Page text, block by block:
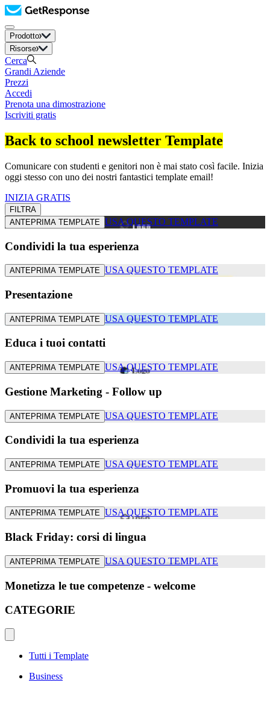
Prodotto
Risorse
Cerca
Grandi Aziende
Prezzi
Accedi
Prenota una dimostrazione
Iscriviti gratis
Back to school newsletter Template
Comunicare con studenti e genitori non è mai stato così facile. Inizia
oggi stesso con uno dei nostri fantastici template email!
INIZIA GRATIS
FILTRA
ANTEPRIMA TEMPLATE USA QUESTO TEMPLATE
Condividi la tua esperienza
ANTEPRIMA TEMPLATE USA QUESTO TEMPLATE
Presentazione
ANTEPRIMA TEMPLATE USA QUESTO TEMPLATE
Educa i tuoi contatti
ANTEPRIMA TEMPLATE USA QUESTO TEMPLATE
Gestione Marketing - Follow up
ANTEPRIMA TEMPLATE USA QUESTO TEMPLATE
Condividi la tua esperienza
ANTEPRIMA TEMPLATE USA QUESTO TEMPLATE
Promuovi la tua esperienza
ANTEPRIMA TEMPLATE USA QUESTO TEMPLATE
Black Friday: corsi di lingua
ANTEPRIMA TEMPLATE USA QUESTO TEMPLATE
Monetizza le tue competenze - welcome
CATEGORIE
Tutti i Template
Business